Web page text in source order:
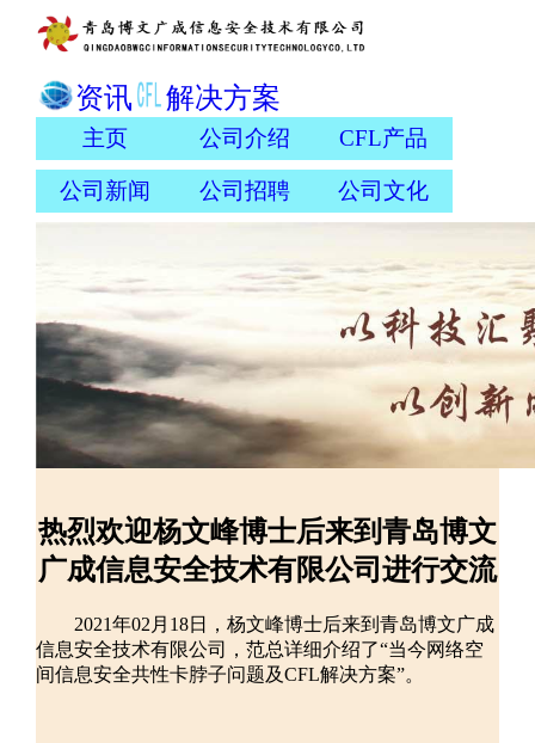
资讯 解决方案
主页 公司介绍 CFL产品
公司新闻 公司招聘 公司文化
热烈欢迎杨文峰博士后来到青岛博文
广成信息安全技术有限公司进行交流
2021年02月18日，杨文峰博士后来到青岛博文广成
信息安全技术有限公司，范总详细介绍了“当今网络空
间信息安全共性卡脖子问题及CFL解决方案”。